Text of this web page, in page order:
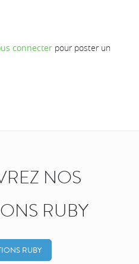
connecter pour poster un
NOS
RUBY
RUBY